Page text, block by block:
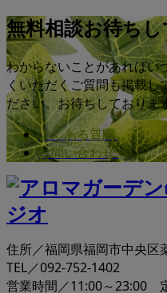
無料相談お待ち
わからないことがあればい
くいただくご質問も掲載
ださい。お待ちしておりま
よくある質問
お問い合わせ
住所／福岡県福岡市中央
TEL／092-752-1402
営業時間／11:00～23:00